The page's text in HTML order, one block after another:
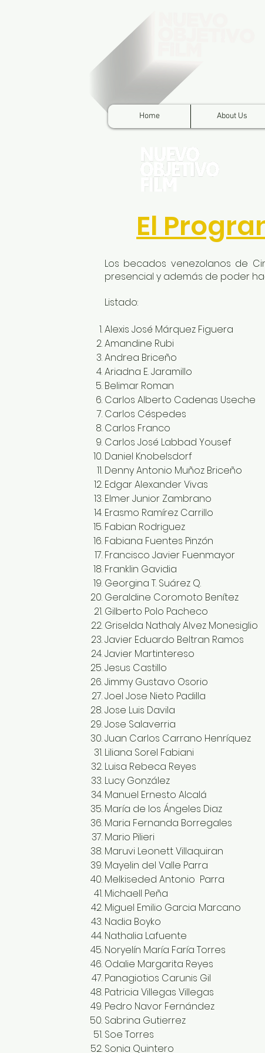
Home About Us
El
Los becados venezolanos de
presencial y además de poder
Listado:
Alexis José Márquez Figuera
Amandine Rubi
Andrea Briceño
Ariadna E. Jaramillo
Belimar Roman
Carlos Alberto Cadenas Useche
Carlos Céspedes
Carlos Franco
Carlos José Labbad Yousef
Daniel Knobelsdorf
Denny Antonio Muñoz Briceño
Edgar Alexander Vivas
Elmer Junior Zambrano
Erasmo Ramírez Carrillo
Fabian Rodriguez
Fabiana Fuentes Pinzón
Francisco Javier Fuenmayor
Franklin Gavidia
Georgina T. Suárez Q.
Geraldine Coromoto Benítez
Gilberto Polo Pacheco
Griselda Nathaly Alvez Monesiglio
Javier Eduardo Beltran Ramos
Javier Martintereso
Jesus Castillo
Jimmy Gustavo Osorio
Joel Jose Nieto Padilla
Jose Luis Davila
Jose Salaverria
Juan Carlos Carrano Henríquez
Liliana Sorel Fabiani
Luisa Rebeca Reyes
Lucy González
Manuel Ernesto Alcalá
María de los Ángeles Diaz
Maria Fernanda Borregales
Mario Pilieri
Maruvi Leonett Villaquiran
Mayelin del Valle Parra
Melkiseded Antonio Parra
Michaell Peña
Miguel Emilio Garcia Marcano
Nadia Boyko
Nathalia Lafuente
Noryelín María Faría Torres
Odalie Margarita Reyes
Panagiotios Carunis Gil
Patricia Villegas Villegas
Pedro Navor Fernández
Sabrina Gutierrez
Soe Torres
Sonia Quintero